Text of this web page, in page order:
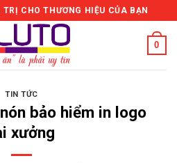
CHO THƯƠNG HIỆU CỦA BẠN
0
TIN TỨC
bảo hiểm in logo
xưởng